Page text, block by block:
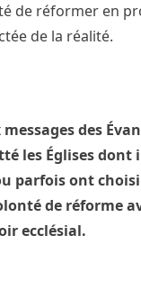
de réformer en
de la réalité.
des
les Églises dont
parfois ont
de réforme
ecclésial.